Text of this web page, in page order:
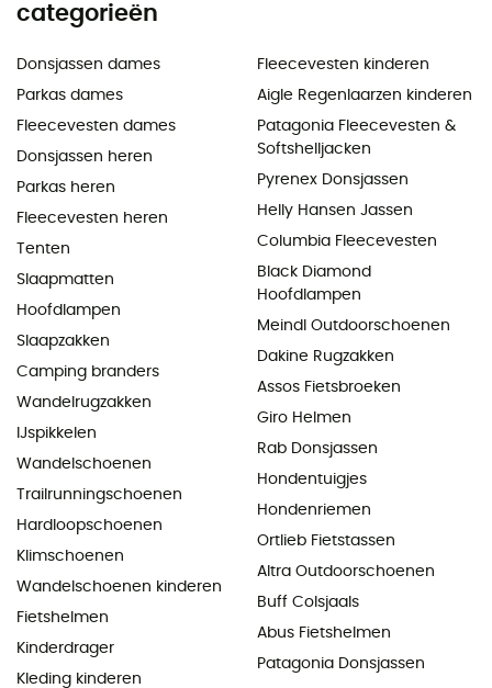
categorieën
Donsjassen dames
Parkas dames
Fleecevesten dames
Donsjassen heren
Parkas heren
Fleecevesten heren
Tenten
Slaapmatten
Hoofdlampen
Slaapzakken
Camping branders
Wandelrugzakken
IJspikkelen
Wandelschoenen
Trailrunningschoenen
Hardloopschoenen
Klimschoenen
Wandelschoenen kinderen
Fietshelmen
Kinderdrager
Kleding kinderen
Fleecevesten kinderen
Aigle Regenlaarzen kinderen
Patagonia Fleecevesten &
Softshelljacken
Pyrenex Donsjassen
Helly Hansen Jassen
Columbia Fleecevesten
Black Diamond
Hoofdlampen
Meindl Outdoorschoenen
Dakine Rugzakken
Assos Fietsbroeken
Giro Helmen
Rab Donsjassen
Hondentuigjes
Hondenriemen
Ortlieb Fietstassen
Altra Outdoorschoenen
Buff Colsjaals
Abus Fietshelmen
Patagonia Donsjassen